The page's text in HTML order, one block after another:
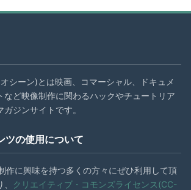
シーン)とは映画、コマーシャル、ドキュメ
など映像制作に関わるハックやチュートリア
ジンサイトです。
ツの使用について
作に興味を持つ多くの方々にぜひ利用して頂
クリエイティブ・コモンズライセンス(CC-